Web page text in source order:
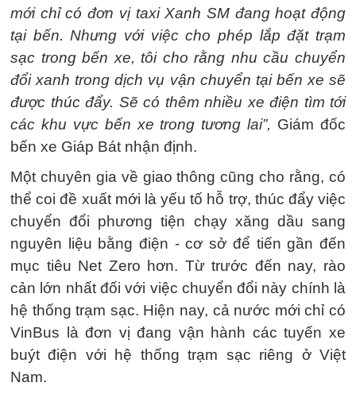
mới chỉ có đơn vị taxi Xanh SM đang hoạt động
tại bến. Nhưng với việc cho phép lắp đặt trạm
sạc trong bến xe, tôi cho rằng nhu cầu chuyển
đổi xanh trong dịch vụ vận chuyển tại bến xe sẽ
được thúc đẩy. Sẽ có thêm nhiều xe điện tìm tới
các khu vực bến xe trong tương lai”, Giám đốc
bến xe Giáp Bát nhận định.
Một chuyên gia về giao thông cũng cho rằng, có
thể coi đề xuất mới là yếu tố hỗ trợ, thúc đẩy việc
chuyển đổi phương tiện chạy xăng dầu sang
nguyên liệu bằng điện - cơ sở để tiến gần đến
mục tiêu Net Zero hơn. Từ trước đến nay, rào
cản lớn nhất đối với việc chuyển đổi này chính là
hệ thống trạm sạc. Hiện nay, cả nước mới chỉ có
VinBus là đơn vị đang vận hành các tuyến xe
buýt điện với hệ thống trạm sạc riêng ở Việt
Nam.